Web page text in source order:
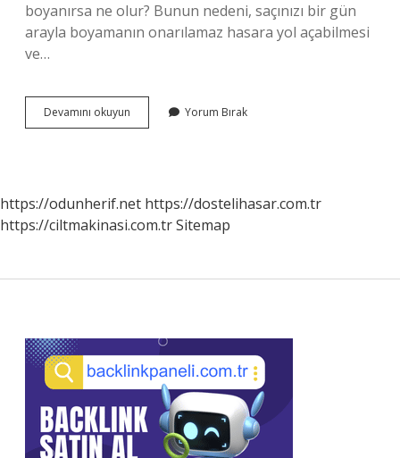
boyanırsa ne olur? Bunun nedeni, saçınızı bir gün
arayla boyamanın onarılamaz hasara yol açabilmesi
ve…
Devamını okuyun
Boyama
Yorum Bırak
https://odunherif.net https://dostelihasar.com.tr
https://ciltmakinasi.com.trSitemap
Sidebar